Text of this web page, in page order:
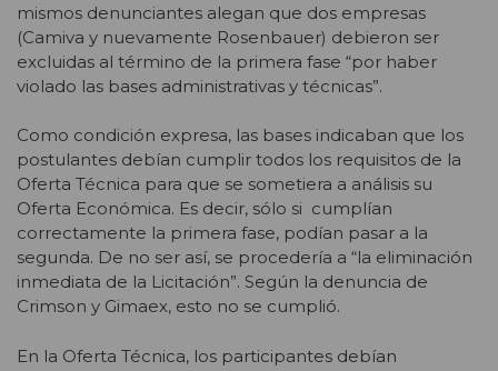
mismos denunciantes alegan que dos empresas
(Camiva y nuevamente Rosenbauer) debieron ser
excluidas al término de la primera fase “por haber
violado las bases administrativas y técnicas”.
Como condición expresa, las bases indicaban que los
postulantes debían cumplir todos los requisitos de la
Oferta Técnica para que se sometiera a análisis su
Oferta Económica. Es decir, sólo si cumplían
correctamente la primera fase, podían pasar a la
segunda. De no ser así, se procedería a “la eliminación
inmediata de la Licitación”. Según la denuncia de
Crimson y Gimaex, esto no se cumplió.
En la Oferta Técnica, los participantes debían